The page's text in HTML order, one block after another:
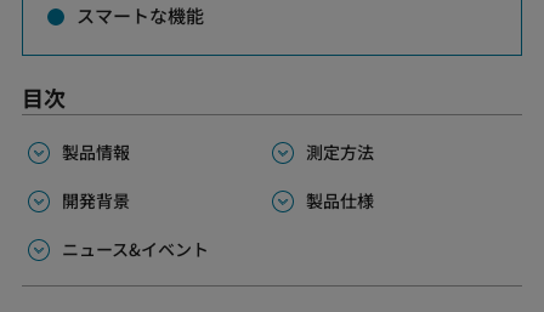
スマートな機能
目次
製品情報
測定方法
開発背景
製品仕様
ニュース&イベント